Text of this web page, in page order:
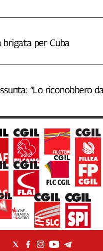
brigata per Cuba
“Lo riconobbero